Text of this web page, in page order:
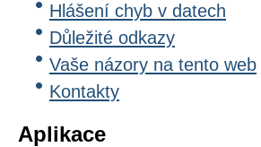
Hlášení chyb v datech
Důležité odkazy
Vaše názory na tento web
Kontakty
Aplikace